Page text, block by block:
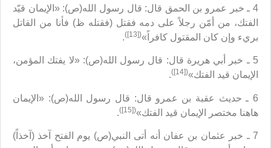
4 ـ خبر عمرو بن الحمق قال: قال رسول الله(ص): «الإيمان قيّد
الفتك، من أمّن رجلاً على دمه فقتل (فقتله ظ) فأنا من القاتل
بريء وإن كان المقتول كافراً»([13])
.
5 ـ خبر أبي هريرة قال: قال رسول الله(ص): «لا يفتك المؤمن،
الإيمان قيد الفتك»([14])
.
6 ـ حديث عقبة بن عمرو قال: قال رسول الله(ص): «الإيمان
هاهنا مختصر الإيمان قيد الفتك»([15])
.
7 ـ خبر عثمان بن عفان أنه أتى النبي(ص) يوم الفتح آخذ (آخذاً)